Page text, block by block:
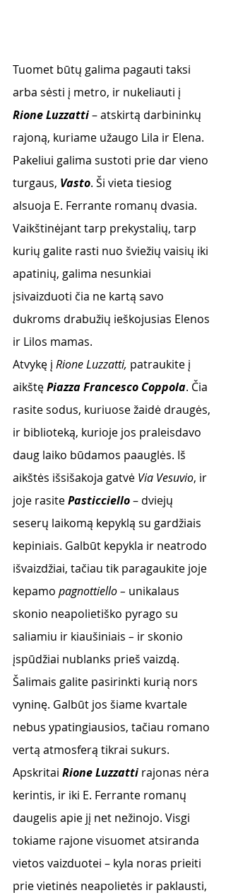
Tuomet būtų galima pagauti taksi
arba sėsti į metro, ir nukeliauti į
Rione Luzzatti – atskirtą darbininkų
rajoną, kuriame užaugo Lila ir Elena.
Pakeliui galima sustoti prie dar vieno
turgaus, Vasto. Ši vieta tiesiog
alsuoja E. Ferrante romanų dvasia.
Vaikštinėjant tarp prekystalių, tarp
kurių galite rasti nuo šviežių vaisių iki
apatinių, galima nesunkiai
įsivaizduoti čia ne kartą savo
dukroms drabužių ieškojusias Elenos
ir Lilos mamas.
Atvykę į Rione Luzzatti, patraukite į
aikštę Piazza Francesco Coppola. Čia
rasite sodus, kuriuose žaidė draugės,
ir biblioteką, kurioje jos praleisdavo
daug laiko būdamos paauglės. Iš
aikštės išsišakoja gatvė Via Vesuvio, ir
joje rasite Pasticciello – dviejų
seserų laikomą kepyklą su gardžiais
kepiniais. Galbūt kepykla ir neatrodo
išvaizdžiai, tačiau tik paragaukite joje
kepamo pagnottiello – unikalaus
skonio neapolietiško pyrago su
saliamiu ir kiaušiniais – ir skonio
įspūdžiai nublanks prieš vaizdą.
Šalimais galite pasirinkti kurią nors
vyninę. Galbūt jos šiame kvartale
nebus ypatingiausios, tačiau romano
vertą atmosferą tikrai sukurs.
Apskritai Rione Luzzatti rajonas nėra
kerintis, ir iki E. Ferrante romanų
daugelis apie jį net nežinojo. Visgi
tokiame rajone visuomet atsiranda
vietos vaizduotei – kyla noras prieiti
prie vietinės neapolietės ir paklausti,